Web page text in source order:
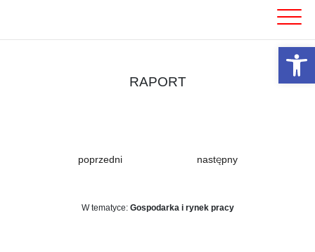
RAPORT
poprzedni następny
W tematyce: Gospodarka i rynek pracy